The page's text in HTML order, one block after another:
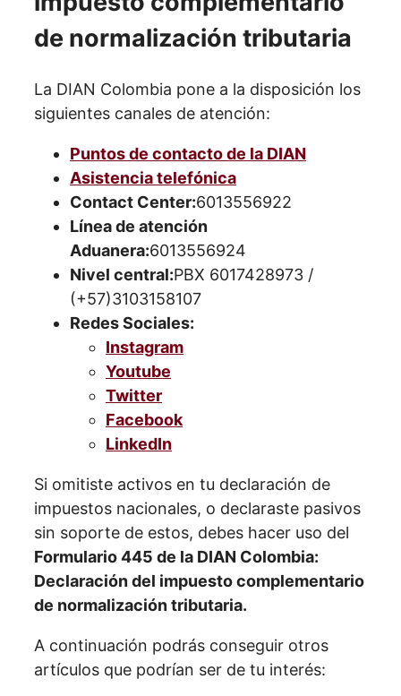
La DIAN Colombia pone a la disposición los
siguientes canales de atención:
Puntos de contacto de la DIAN
Asistencia telefónica
Contact Center:6013556922
Línea de atención
Aduanera:6013556924
Nivel central:PBX 6017428973 /
(+57)3103158107
Redes Sociales:
Instagram
Youtube
Twitter
Facebook
LinkedIn
Si omitiste activos en tu declaración de
impuestos nacionales, o declaraste pasivos
sin soporte de estos, debes hacer uso del
Formulario 445 de la DIAN Colombia:
Declaración del impuesto complementario
de normalización tributaria.
A continuación podrás conseguir otros
artículos que podrían ser de tu interés: